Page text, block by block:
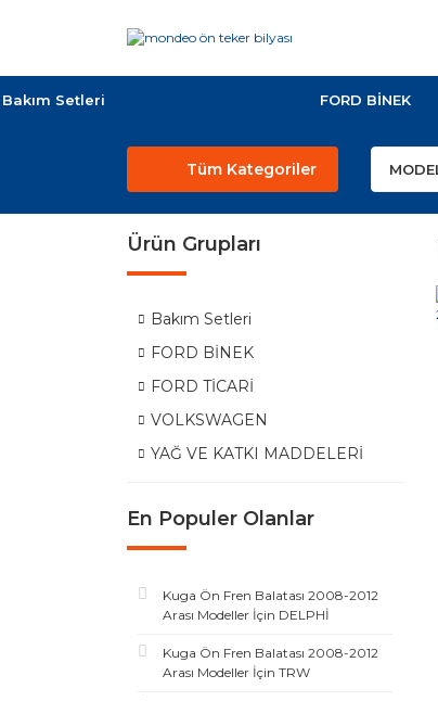
Bakım Setleri FORD BİNEK
Tüm Kategoriler
Ürün Grupları
Bakım Setleri
FORD BİNEK
FORD TİCARİ
VOLKSWAGEN
YAĞ VE KATKI MADDELERİ
En Populer Olanlar
Kuga Ön Fren Balatası 2008-2012
Arası Modeller İçin DELPHİ
Kuga Ön Fren Balatası 2008-2012
Arası Modeller İçin TRW